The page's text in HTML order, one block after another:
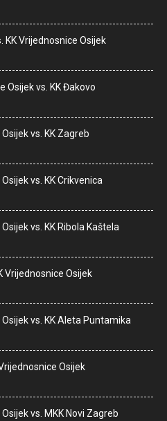
KK Vrijednosnice Osijek
Osijek vs. KK Đakovo
vs. KK Zagreb
vs. KK Crikvenica
vs. KK Ribola Kaštela
Vrijednosnice Osijek
vs. KK Aleta Puntamika
Osijek
vs. MKK Novi Zagreb